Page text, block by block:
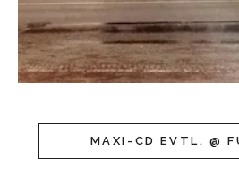
MAXI-CD EVTL. @